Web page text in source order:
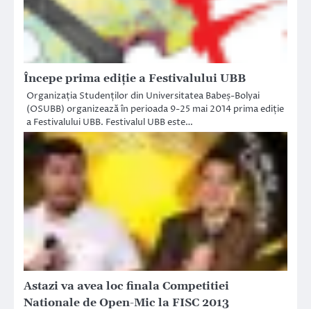
Începe prima ediţie a Festivalului UBB
Organizația Studenților din Universitatea Babeș-Bolyai
(OSUBB) organizează în perioada 9-25 mai 2014 prima ediție
a Festivalului UBB. Festivalul UBB este…
Astazi va avea loc finala Competitiei
Nationale de Open-Mic la FISC 2013